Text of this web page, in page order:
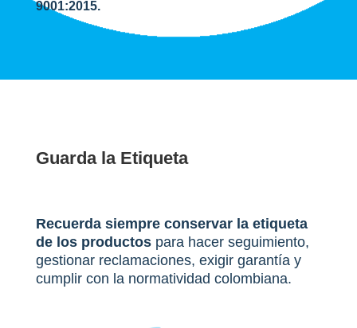
9001:2015.
Guarda la Etiqueta
Recuerda siempre conservar la etiqueta
de los productospara hacer seguimiento,
gestionar reclamaciones, exigir garantía y
cumplir con la normatividad colombiana.